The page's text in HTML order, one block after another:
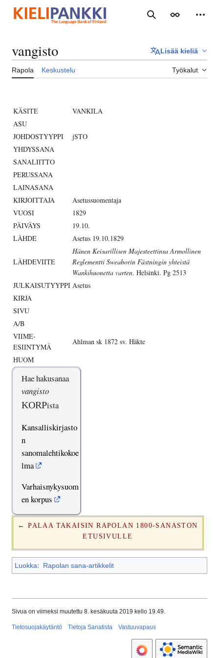
sisältöön
Haku Ulkoasu
vangisto Lisää kieliä
Rapola Keskustelu Työkalut
KÄSITE
VANKILA
ASU
JOHDOSTYYPPI
jSTO
YHDYSSANA
SANALIITTO
PERUSSANA
LAINASANA
KIRJOITTAJA
Asetussuomentaja
VUOSI
1829
PÄIVÄYS
19.10.
LÄHDE
Asetus 19.10.1829
LÄHDEVIITE
Hänen Keisarillisen Majesteettinsa Armollinen
Reglementti Sweaborin Fästningin yhteistä
Wankihuonetta varten. Helsinki. Pg 2513
JULKAISUTYYPPI Asetus
KIRJA
SIVU
A/B
VIIME-
ESIINTYMÄ
Ahlman sk 1872 sv. Häkte
HUOM
Hae hakusanaa
vangisto
KORPista
Kansalliskirjasto
n
sanomalehtikokoe
lma
Varhaisnykysuom
en korpus
← PALAA TAKAISIN RAPOLAN 1800-SANASTON
ETUSIVULLE
Luokka: Rapolan sana-artikkelit
Sivua on viimeksi muutettu 8. kesäkuuta 2019 kello 19.49.
Tietosuojakäytäntö Tietoja Sanatista Vastuuvapaus